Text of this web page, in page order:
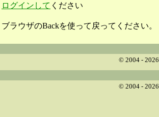
ログインして ください
ブラウザのBackを使って戻ってください。
© 2004 - 2026
© 2004 - 2026